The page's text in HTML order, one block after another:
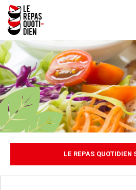
LE REPAS QUOTIDIEN